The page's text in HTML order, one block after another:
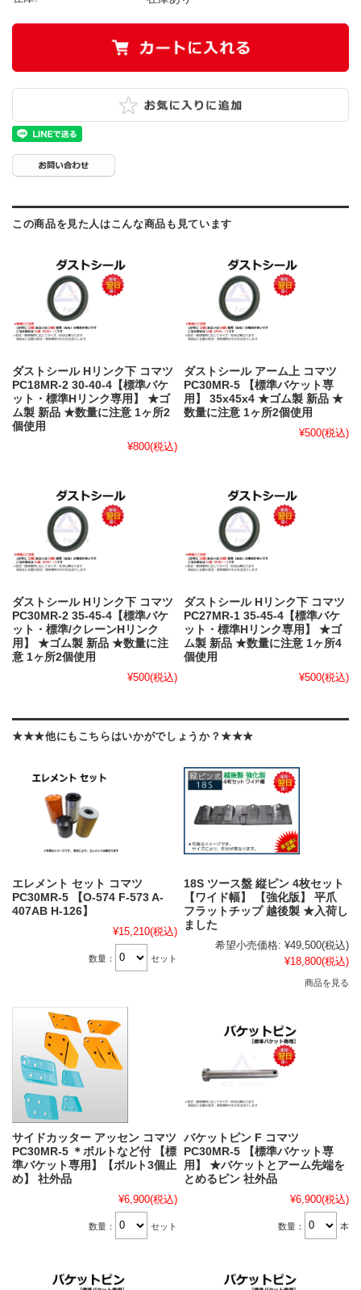
この商品を見た人はこんな商品も見ています
ダストシール Hリンク下 コマツ
PC18MR-2 30-40-4【標準バケ
ット・標準Hリンク専用】 ★ゴ
ム製 新品 ★数量に注意 1ヶ所2
個使用
¥800(税込)
ダストシール アーム上 コマツ
PC30MR-5 【標準バケット専
用】 35x45x4 ★ゴム製 新品 ★
数量に注意 1ヶ所2個使用
¥500(税込)
ダストシール Hリンク下 コマツ
PC30MR-2 35-45-4【標準バケ
ット・標準/クレーンHリンク
用】 ★ゴム製 新品 ★数量に注
意 1ヶ所2個使用
¥500(税込)
ダストシール Hリンク下 コマツ
PC27MR-1 35-45-4【標準バケ
ット・標準Hリンク専用】 ★ゴ
ム製 新品 ★数量に注意 1ヶ所4
個使用
¥500(税込)
★★★他にもこちらはいかがでしょうか？★★★
エレメント セット コマツ
PC30MR-5 【O-574 F-573 A-
407AB H-126】
¥15,210(税込)
数量： セット
18S ツース盤 縦ピン 4枚セット
【ワイド幅】 【強化版】 平爪
フラットチップ 越後製 ★入荷し
ました
希望小売価格: ¥49,500(税込)
¥18,800(税込)
商品を見る
サイドカッター アッセン コマツ
PC30MR-5 ＊ボルトなど付 【標
準バケット専用】【ボルト3個止
め】 社外品
¥6,900(税込)
数量： セット
バケットピン F コマツ
PC30MR-5 【標準バケット専
用】 ★バケットとアーム先端を
とめるピン 社外品
¥6,900(税込)
数量： 本